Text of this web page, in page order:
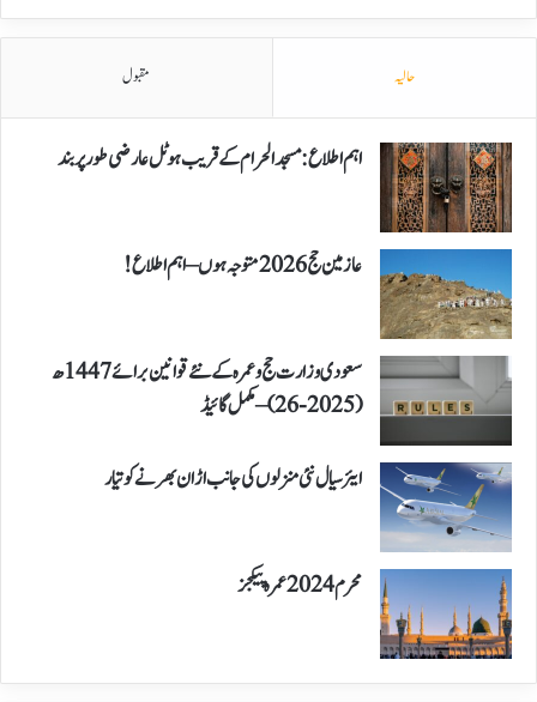
حالیہ مقبول
اہم اطلاع: مسجد الحرام کے قریب ہوٹل عارضی طور پر بند
عازمین حج 2026 متوجہ ہوں – اہم اطلاع!
سعودی وزارت حج و عمرہ کے نئے قوانین برائے 1447ھ
(2025-26) – مکمل گائیڈ
ایئر سیال نئی منزلوں کی جانب اڑان بھرنے کو تیار
محرم 2024 عمرہ پیکجز